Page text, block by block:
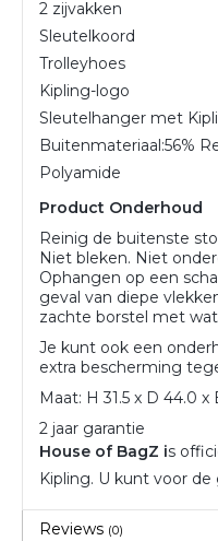
2 zijvakken
Sleutelkoord
Trolleyhoes
Kipling-logo
Sleutelhanger met
Buitenmateriaal:56%
Polyamide
Product Onderhoud
Reinig de buitenste
Niet bleken. Niet
Ophangen op een
geval van diepe
zachte borstel met
Je kunt ook een
extra bescherming
Maat: H 31.5 x D 44.0 x
2 jaar garantie
House of BagZ is
Kipling. U kunt voor
Reviews (0)